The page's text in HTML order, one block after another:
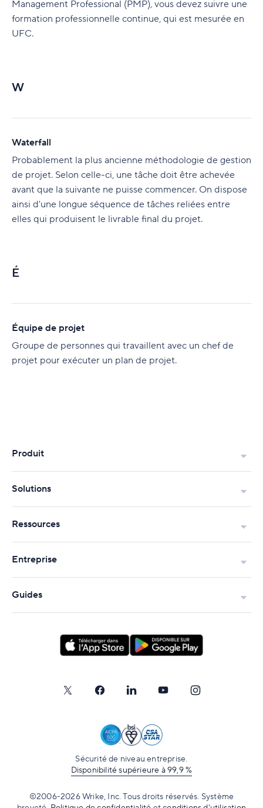
Management Professional (PMP), vous devez suivre une
formation professionnelle continue, qui est mesurée en
UFC.
W
Waterfall
Probablement la plus ancienne méthodologie de gestion
de projet. Selon celle-ci, une tâche doit être achevée
avant que la suivante ne puisse commencer. On dispose
ainsi d'une longue séquence de tâches reliées entre
elles qui produisent le livrable final du projet.
É
Équipe de projet
Groupe de personnes qui travaillent avec un chef de
projet pour exécuter un plan de projet.
Produit
Solutions
Ressources
Entreprise
Guides
Sécurité de niveau entreprise.
Disponibilité supérieure à 99,9 %
©2006-2026 Wrike, Inc. Tous droits réservés. Système